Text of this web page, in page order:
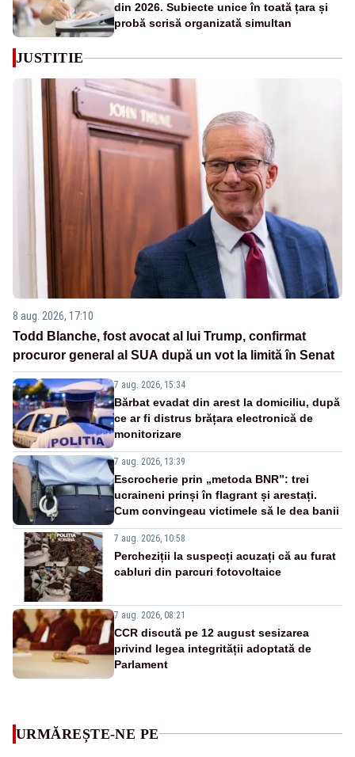
din 2026. Subiecte unice în toată țara și
probă scrisă organizată simultan
JUSTITIE
8 aug. 2026, 17:10
Todd Blanche, fost avocat al lui Trump, confirmat
procuror general al SUA după un vot la limită în Senat
7 aug. 2026, 15:34
Bărbat evadat din arest la domiciliu, după
ce ar fi distrus brățara electronică de
monitorizare
7 aug. 2026, 13:39
Escrocherie prin „metoda BNR”: trei
ucraineni prinși în flagrant și arestați.
Cum convingeau victimele să le dea banii
7 aug. 2026, 10:58
Percheziții la suspecți acuzați că au furat
cabluri din parcuri fotovoltaice
7 aug. 2026, 08:21
CCR discută pe 12 august sesizarea
privind legea integrității adoptată de
Parlament
URMĂREȘTE-NE PE